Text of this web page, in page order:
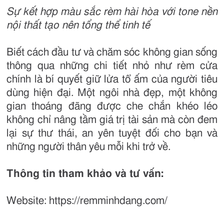
Sự kết hợp màu sắc rèm hài hòa với tone nền
nội thất tạo nên tổng thể tinh tế
Biết cách đầu tư và chăm sóc không gian sống
thông qua những chi tiết nhỏ như rèm cửa
chính là bí quyết giữ lửa tổ ấm của người tiêu
dùng hiện đại. Một ngôi nhà đẹp, một không
gian thoáng đãng được che chắn khéo léo
không chỉ nâng tầm giá trị tài sản mà còn đem
lại sự thư thái, an yên tuyệt đối cho bạn và
những người thân yêu mỗi khi trở về.
Thông tin tham khảo và tư vấn:
Website: https://remminhdang.com/